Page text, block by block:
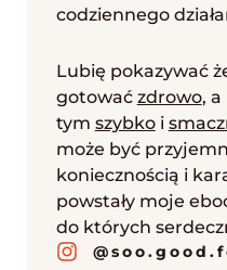
codziennego
Lubię pokazywać
gotować zdrowo, a
tym szybkoi
może być
koniecznością i
powstały moje
do których